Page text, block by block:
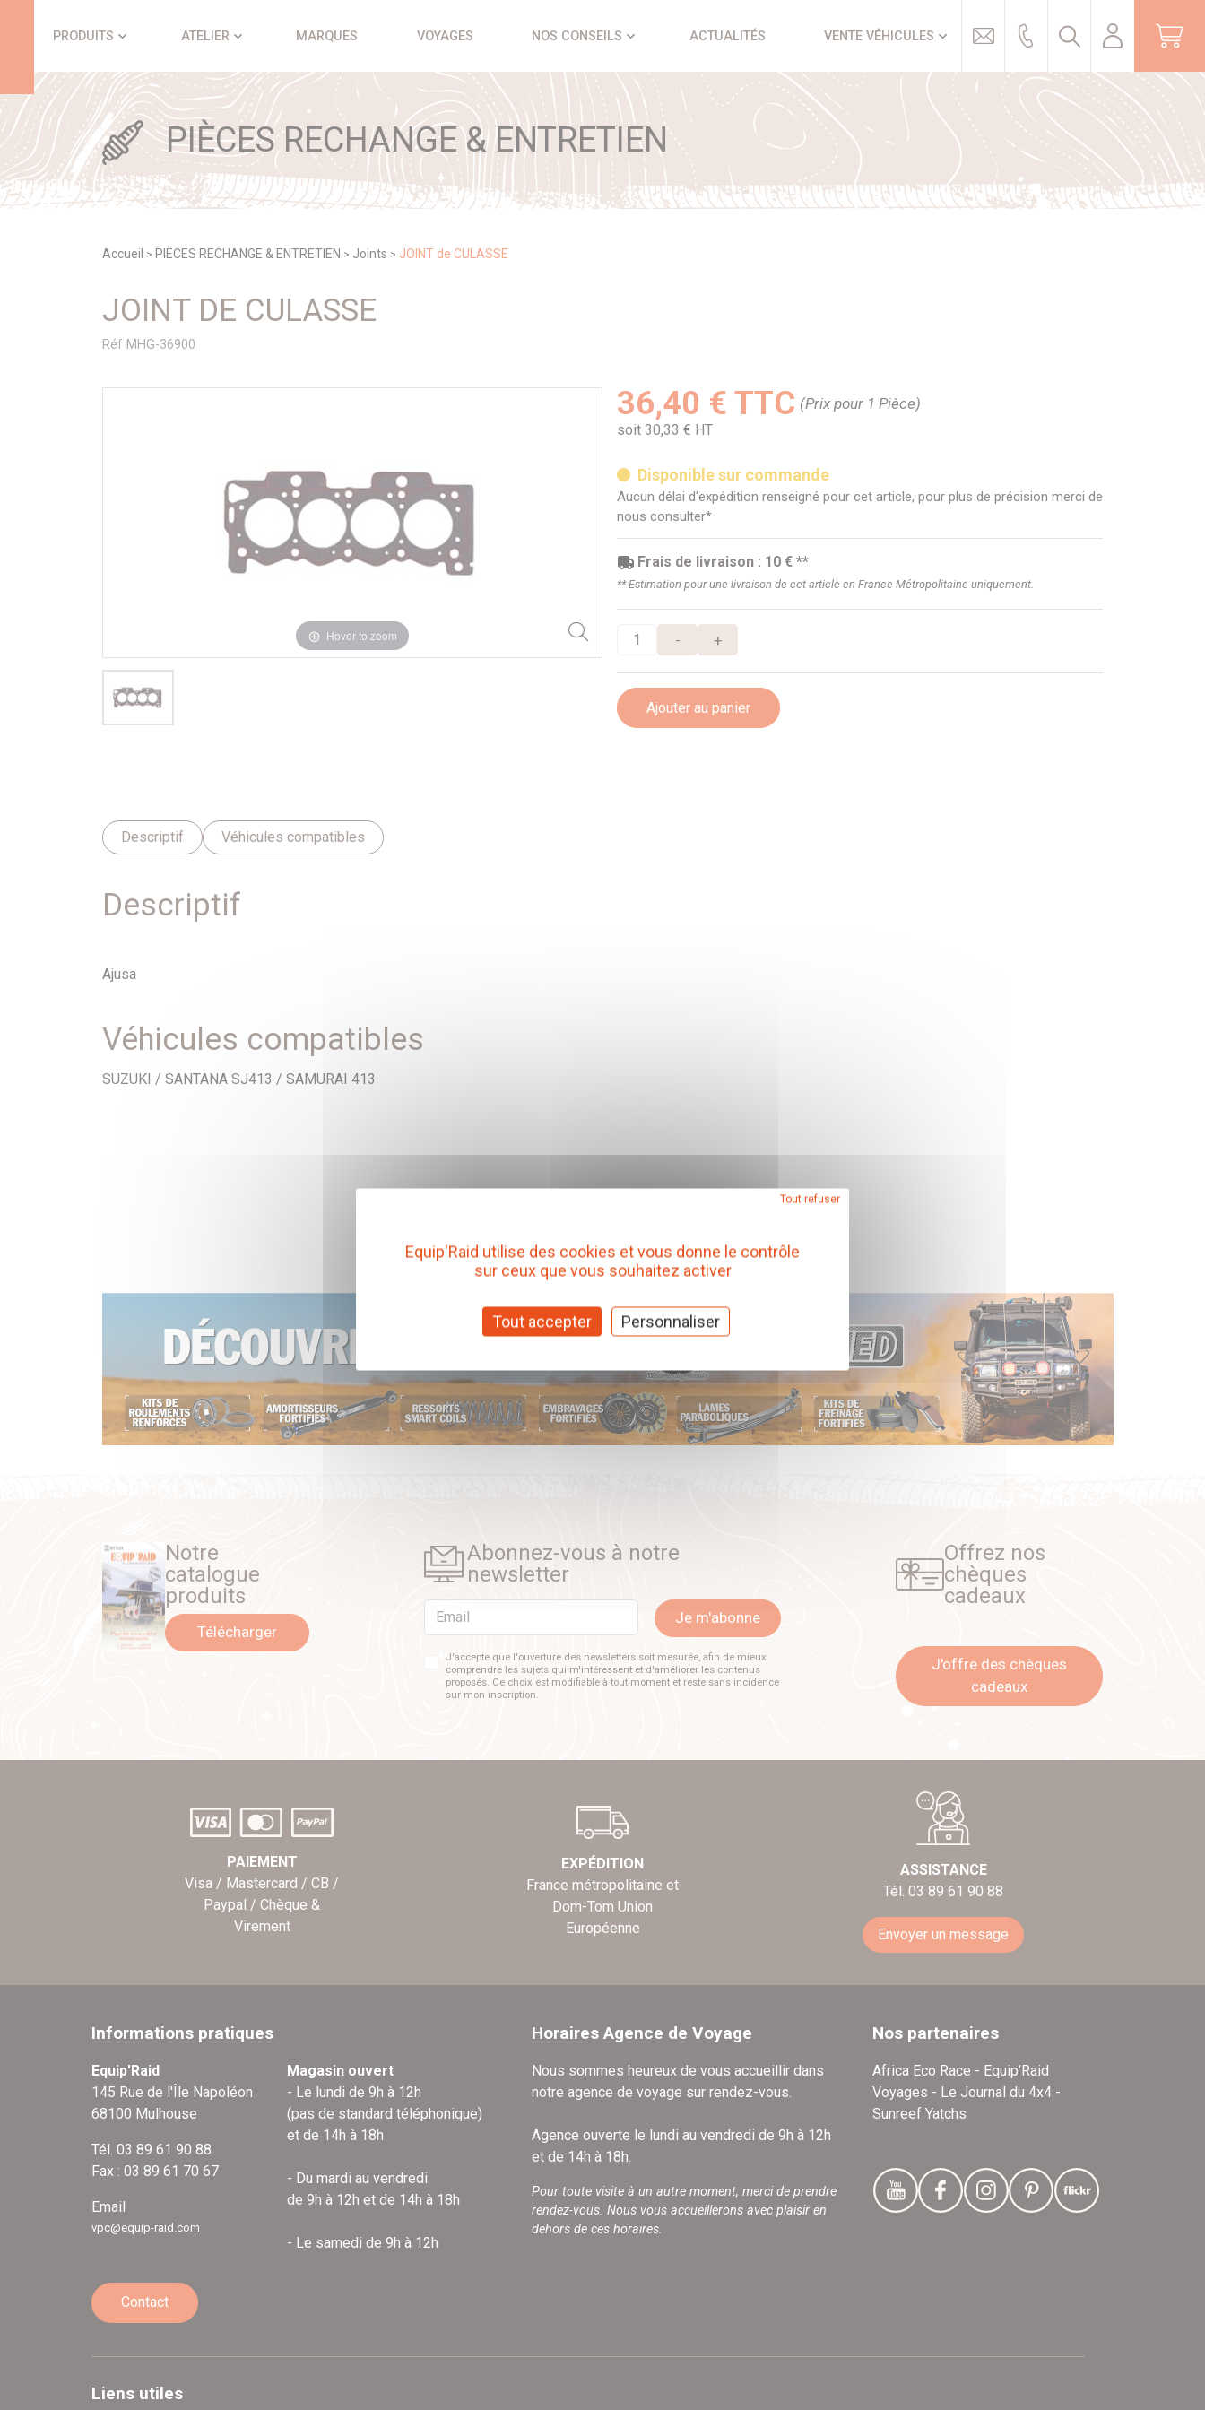
PRODUITS ATELIER MARQUES VOYAGES NOS CONSEILS ACTUALITÉS VENTE VÉHICULES
PIÈCES RECHANGE & ENTRETIEN
Accueil > PIÈCES RECHANGE & ENTRETIEN > Joints > JOINT de CULASSE
JOINT DE CULASSE
Réf MHG-36900
Hover to zoom
36,40 € TTC (Prix pour 1 Pièce)
soit 30,33 € HT
Disponible sur commande
Aucun délai d'expédition renseigné pour cet article, pour plus de précision merci de
nous consulter*
Frais de livraison : 10 € **
** Estimation pour une livraison de cet article en France Métropolitaine uniquement.
- +
Ajouter au panier
Descriptif Véhicules compatibles
Descriptif
Ajusa
Véhicules compatibles
SUZUKI / SANTANA SJ413 / SAMURAI 413
Notre
catalogue
produits
Télécharger
Abonnez-vous à notre
newsletter
Email Je m'abonne
J'accepte que l'ouverture des newsletters soit mesurée, afin de mieux
comprendre les sujets qui m'intéressent et d'améliorer les contenus
proposés. Ce choix est modifiable à tout moment et reste sans incidence
sur mon inscription.
Offrez nos
chèques
cadeaux
J'offre des chèques
cadeaux
PAIEMENT
Visa / Mastercard / CB /
Paypal / Chèque &
Virement
EXPÉDITION
France métropolitaine et
Dom-Tom Union
Européenne
ASSISTANCE
Tél. 03 89 61 90 88
Envoyer un message
Informations pratiques
Equip'Raid
145 Rue de l'Île Napoléon
68100 Mulhouse
Tél. 03 89 61 90 88
Fax : 03 89 61 70 67
Email
vpc@equip-raid.com
Magasin ouvert
- Le lundi de 9h à 12h
(pas de standard téléphonique)
et de 14h à 18h
- Du mardi au vendredi
de 9h à 12h et de 14h à 18h
- Le samedi de 9h à 12h
Contact
Horaires Agence de Voyage
Nous sommes heureux de vous accueillir dans
notre agence de voyage sur rendez-vous.
Agence ouverte le lundi au vendredi de 9h à 12h
et de 14h à 18h.
Pour toute visite à un autre moment, merci de prendre
rendez-vous. Nous vous accueillerons avec plaisir en
dehors de ces horaires.
Nos partenaires
Africa Eco Race - Equip'Raid
Voyages - Le Journal du 4x4 -
Sunreef Yatchs
Liens utiles
Equip'Raid utilise des cookies et vous donne le contrôle
sur ceux que vous souhaitez activer
Tout accepter
Tout refuser
Personnaliser